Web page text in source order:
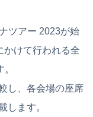
ツアー 2023が始
かけて行われる全
し、各会場の座席
します。